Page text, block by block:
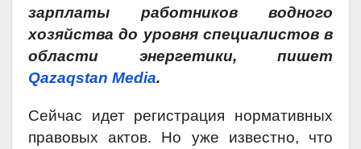
зарплаты работников водного
хозяйства до уровня специалистов в
области энергетики, пишет
Qazaqstan Media.
Сейчас идет регистрация нормативных
правовых актов. Но уже известно, что